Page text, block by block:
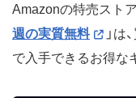
Amazonの特売ストア
週の実質無料
」
で入手できるお得な